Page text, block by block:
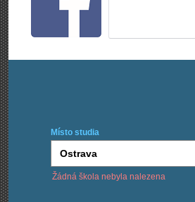
Místo studia
Žádná škola nebyla nalezena